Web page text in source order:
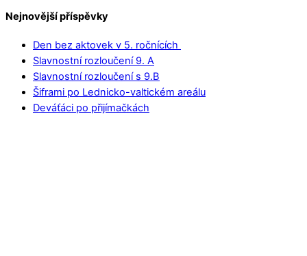
Nejnovější příspěvky
Den bez aktovek v 5. ročnících
Slavnostní rozloučení 9. A
Slavnostní rozloučení s 9.B
Šiframi po Lednicko-valtickém areálu
Deváťáci po přijímačkách